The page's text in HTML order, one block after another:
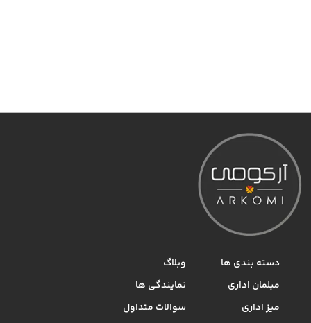
دسته بندی ها
مبلمان اداری
میز اداری
وبلاگ
نمایندگی ها
سوالات متداول